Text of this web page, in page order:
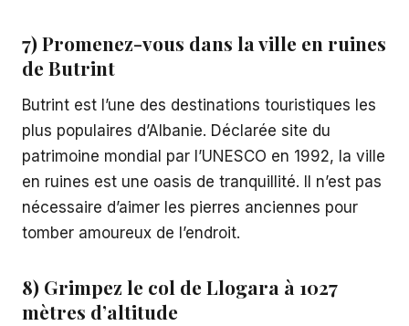
7) Promenez-vous dans la ville en ruines
de Butrint
Butrint est l’une des destinations touristiques les
plus populaires d’Albanie. Déclarée site du
patrimoine mondial par l’UNESCO en 1992, la ville
en ruines est une oasis de tranquillité. Il n’est pas
nécessaire d’aimer les pierres anciennes pour
tomber amoureux de l’endroit.
8) Grimpez le col de Llogara à 1027
mètres d’altitude